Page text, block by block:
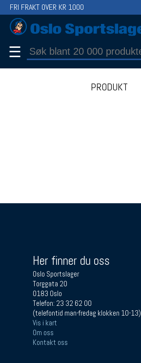
FRI FRAKT OVER KR 1000
☰
PRODUKT
Her finner du oss
Oslo Sportslager
Torggata 20
0183 Oslo
Telefon: 23 32 62 00
(telefontid man-fredag klokken 10-13)
Vis i kart
Om oss
Kontakt oss